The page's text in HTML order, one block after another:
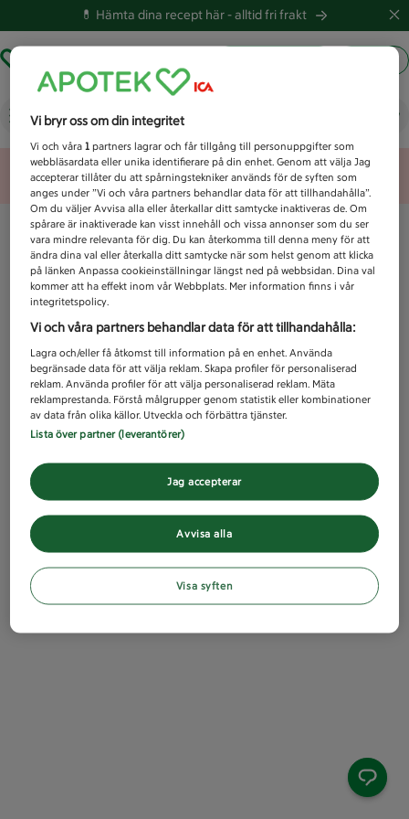
💊 Hämta dina recept här -alltid fri frakt
Vad letar du efter idag?
Unknown error
Vi bryr oss om din integritet
Vi och våra1 partners lagrar och får tillgång till personuppgifter som
webbläsardata eller unika identifierare på din enhet. Genom att välja Jag
accepterar tillåter du att spårningstekniker används för de syften som
anges under ”Vi och våra partners behandlar data för att tillhandahålla”.
Om du väljer Avvisa alla eller återkallar ditt samtycke inaktiveras de. Om
spårare är inaktiverade kan visst innehåll och vissa annonser som du ser
vara mindre relevanta för dig. Du kan återkomma till denna meny för att
ändra dina val eller återkalla ditt samtycke när som helst genom att klicka
på länken Anpassa cookieinställningar längst ned på webbsidan. Dina val
kommer att ha effekt inom vår Webbplats. Mer information finns i vår
integritetspolicy.
Vi och våra partners behandlar data för att tillhandahålla:
Lagra och/eller få åtkomst till information på en enhet. Använda
begränsade data för att välja reklam. Skapa profiler för personaliserad
reklam. Använda profiler för att välja personaliserad reklam. Mäta
reklamprestanda. Förstå målgrupper genom statistik eller kombinationer
av data från olika källor. Utveckla och förbättra tjänster.
Lista över partner (leverantörer)
Avvisa alla
Jag accepterar
Visa syften